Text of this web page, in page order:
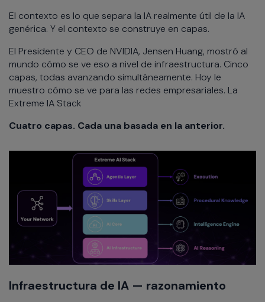
El contexto es lo que separa la IA realmente útil de la IA
genérica. Y el contexto se construye en capas.
El Presidente y CEO de NVIDIA, Jensen Huang, mostró al
mundo cómo se ve eso a nivel de infraestructura. Cinco
capas, todas avanzando simultáneamente. Hoy le
muestro cómo se ve para las redes empresariales. La
Extreme IA Stack
Cuatro capas. Cada una basada en la anterior.
Infraestructura de IA — razonamiento